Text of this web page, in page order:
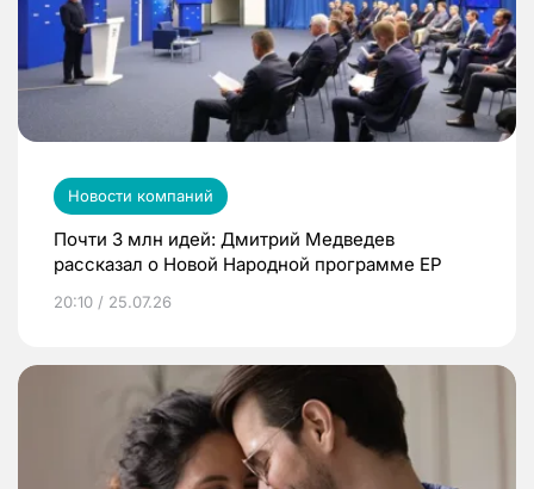
Новости компаний
Почти 3 млн идей: Дмитрий Медведев
рассказал о Новой Народной программе ЕР
20:10 / 25.07.26